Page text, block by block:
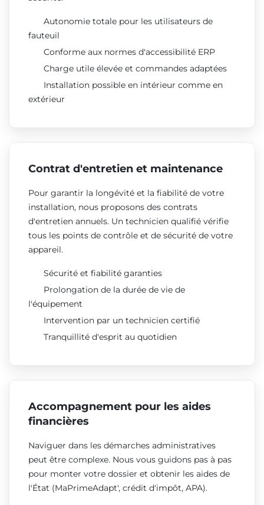
Autonomie totale pour les utilisateurs de
fauteuil
Conforme aux normes d'accessibilité ERP
Charge utile élevée et commandes adaptées
Installation possible en intérieur comme en
extérieur
Contrat d'entretien et maintenance
Pour garantir la longévité et la fiabilité de votre
installation, nous proposons des contrats
d'entretien annuels. Un technicien qualifié vérifie
tous les points de contrôle et de sécurité de votre
appareil.
Sécurité et fiabilité garanties
Prolongation de la durée de vie de
l'équipement
Intervention par un technicien certifié
Tranquillité d'esprit au quotidien
Accompagnement pour les aides
financières
Naviguer dans les démarches administratives
peut être complexe. Nous vous guidons pas à pas
pour monter votre dossier et obtenir les aides de
l'État (MaPrimeAdapt', crédit d'impôt, APA).